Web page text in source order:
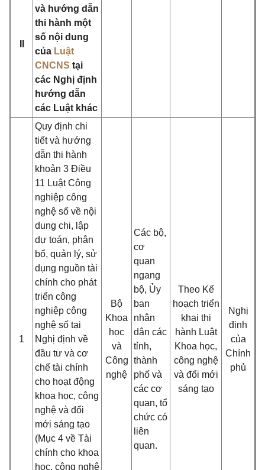
và hướng dẫn
thi hành một
số nội dung
của Luật
CNCNS tại
các Nghị định
hướng dẫn
các Luật khác
1
Quy định chi
tiết và hướng
dẫn thi hành
khoản 3 Điều
11 Luật Công
nghiệp công
nghệ số về nội
dung chi, lập
dự toán, phân
bổ, quản lý, sử
dụng nguồn tài
chính cho phát
triển công
nghiệp công
nghệ số tại
Nghị định về
đầu tư và cơ
chế tài chính
cho hoạt động
khoa học, công
nghệ và đổi
mới sáng tạo
(Mục 4 về Tài
chính cho khoa
học, công nghệ
Bộ
Khoa
học
và
Công
nghệ
Các bộ,
cơ
quan
ngang
bộ, Ủy
ban
nhân
dân các
tỉnh,
thành
phố và
các cơ
quan, tổ
chức có
liên
quan.
Theo Kế
hoạch triển
khai thi
hành Luật
Khoa học,
công nghệ
và đổi mới
sáng tạo
Nghị
định
của
Chính
phủ